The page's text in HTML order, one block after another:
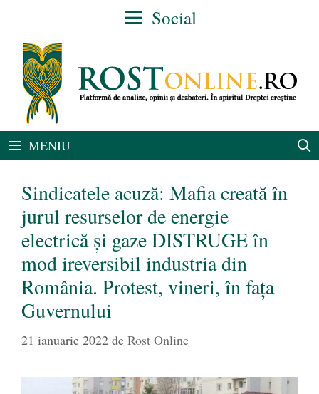
conținut
Social
MENIU
Sindicatele acuză: Mafia creată în
jurul resurselor de energie
electrică şi gaze DISTRUGE în
mod ireversibil industria din
România. Protest, vineri, în fața
Guvernului
21 ianuarie 2022 de Rost Online